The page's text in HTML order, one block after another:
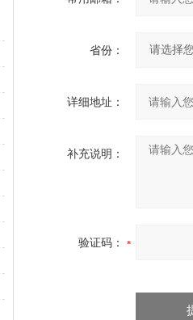
省份：
详细地址：
补充说明：
验证码：